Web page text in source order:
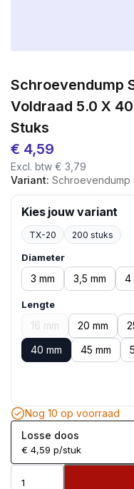
Schroevendump
Voldraad 5.0 X
Stuks
€ 4,59
Excl. btw € 3,79
Variant: Schroevendump
Kies jouw variant
TX-20 200 stuks
Diameter
3 mm 3,5 mm 4
Lengte
16 mm 20 mm
40 mm
45 mm
Nog 10 op voorraad
Losse doos
€ 4,59 p/stuk